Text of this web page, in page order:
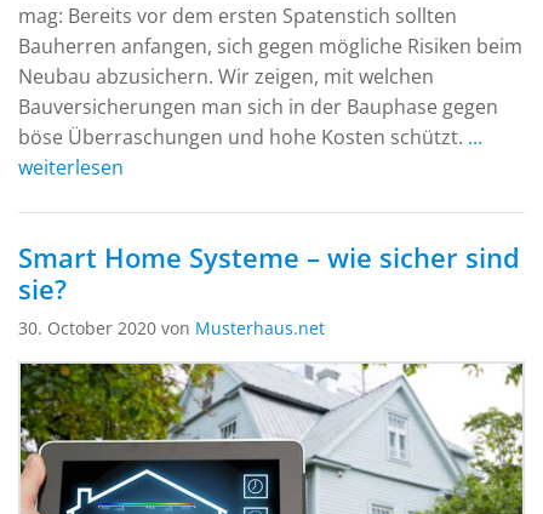
mag: Bereits vor dem ersten Spatenstich sollten
Bauherren anfangen, sich gegen mögliche Risiken beim
Neubau abzusichern. Wir zeigen, mit welchen
Bauversicherungen man sich in der Bauphase gegen
böse Überraschungen und hohe Kosten schützt. ...
weiterlesen
Smart Home Systeme – wie sicher sind
sie?
30. October 2020 von Musterhaus.net